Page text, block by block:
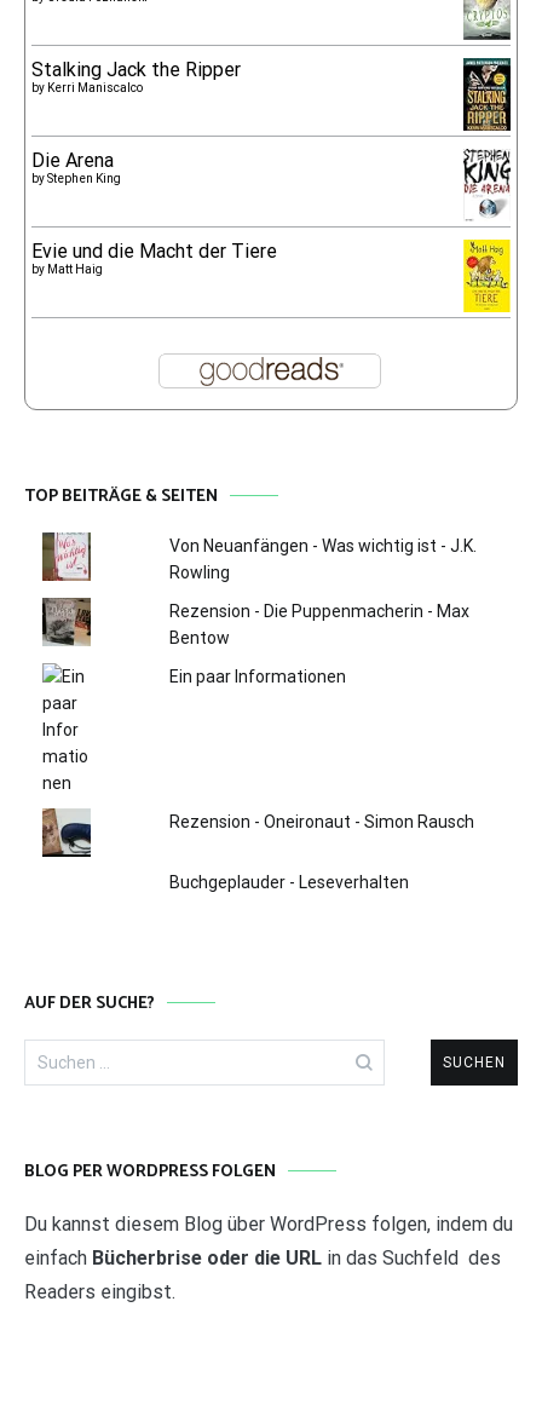
Stalking Jack the Ripper
by Kerri Maniscalco
Die Arena
byStephen King
Evie und die Macht der Tiere
by Matt Haig
TOP BEITRÄGE & SEITEN
Von Neuanfängen - Was wichtig ist - J.K.
Rowling
Rezension - Die Puppenmacherin - Max
Bentow
Ein paar Informationen
Rezension - Oneironaut - Simon Rausch
Buchgeplauder - Leseverhalten
AUF DER SUCHE?
Suchen
nach:
BLOG PER WORDPRESS FOLGEN
Du kannst diesem Blog über WordPress folgen, indem du
einfach Bücherbrise oder die URL in das Suchfeld des
Readers eingibst.